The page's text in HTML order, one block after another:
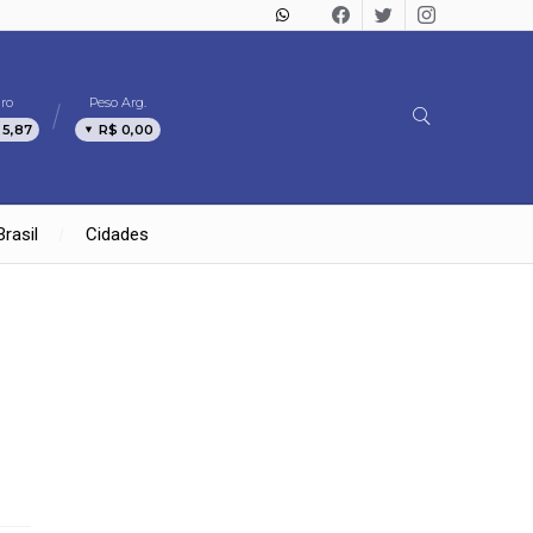
5,87
Peso Arg.
R$ 0,00
Cidades